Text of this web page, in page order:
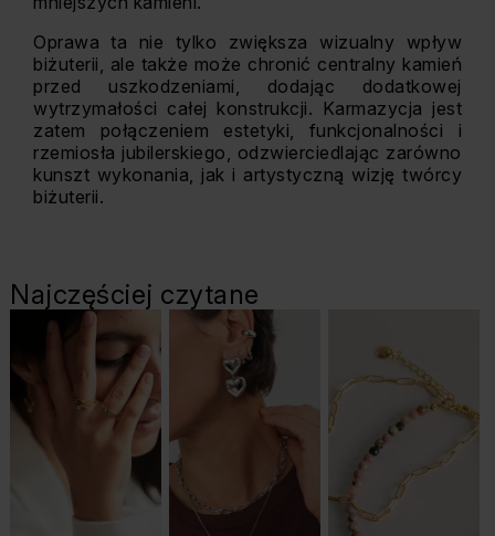
Oprawa ta nie tylko zwiększa wizualny wpływ
biżuterii, ale także może chronić centralny kamień
przed uszkodzeniami, dodając dodatkowej
wytrzymałości całej konstrukcji. Karmazycja jest
zatem połączeniem estetyki, funkcjonalności i
rzemiosła jubilerskiego, odzwierciedlając zarówno
kunszt wykonania, jak i artystyczną wizję twórcy
biżuterii.
Najczęściej czytane